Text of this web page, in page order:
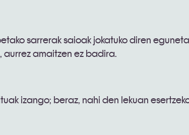
sarrerak saioak jokatuko diren
amaitzen ez badira.
izango; beraz, nahi den lekuan